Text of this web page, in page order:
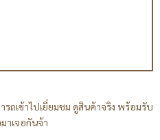
ถเข้าไปเยี่ยมชม ดูสินค้าจริง พร้อมรับ
าเจอกันจ้า